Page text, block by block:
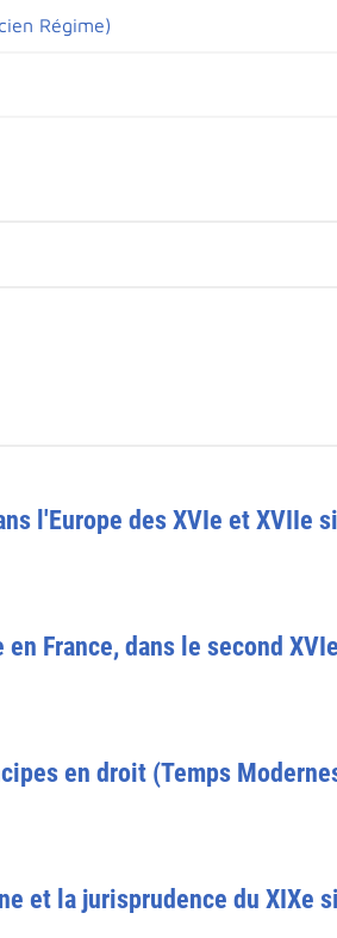
Régime)
l'Europe des XVIe et XVIIe
France, dans le second
en droit (Temps
et la jurisprudence du XIXe